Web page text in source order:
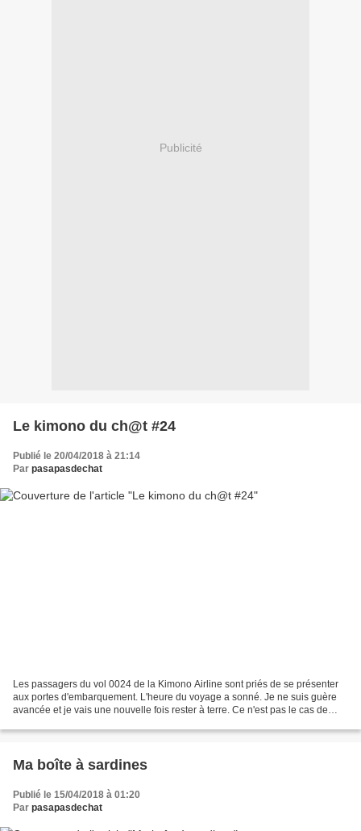
Publicité
Le kimono du ch@t #24
Publié le 20/04/2018 à 21:14
Par pasapasdechat
Les passagers du vol 0024 de la Kimono Airline sont priés de se présenter
aux portes d'embarquement. L'heure du voyage a sonné. Je ne suis guère
avancée et je vais une nouvelle fois rester à terre. Ce n'est pas le cas de
Ma boîte à sardines
Publié le 15/04/2018 à 01:20
Par pasapasdechat